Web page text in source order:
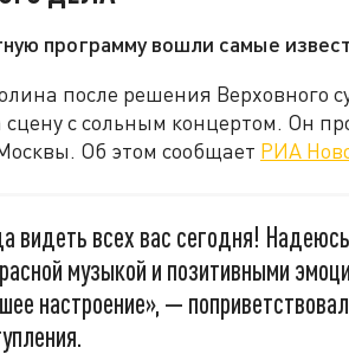
программу вошли самые
после решения Верховного
с сольным концертом. Он
Об этом сообщает РИА
видеть всех вас сегодня!
музыкой и позитивными
настроение», —